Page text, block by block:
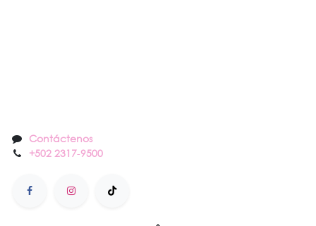
Contáctenos
+502 2317-9500